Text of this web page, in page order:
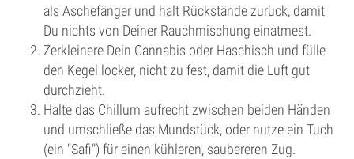
als Aschefänger und hält Rückstände zurück, damit
Du nichts von Deiner Rauchmischung einatmest.
Zerkleinere Dein Cannabis oder Haschisch und fülle
den Kegel locker, nicht zu fest, damit die Luft gut
durchzieht.
Halte das Chillum aufrecht zwischen beiden Händen
und umschließe das Mundstück, oder nutze ein Tuch
(ein "Safi") für einen kühleren, saubereren Zug.